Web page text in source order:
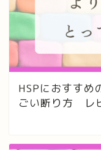
HSPにおすすめ
ごい断り方 レ